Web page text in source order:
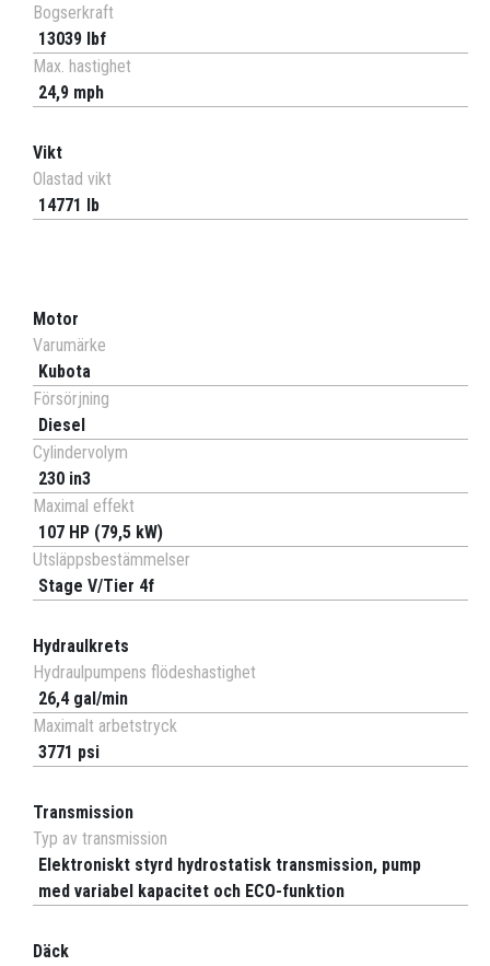
Bogserkraft
13039 lbf
Max. hastighet
24,9 mph
Vikt
Olastad vikt
14771 lb
Motor
Varumärke
Kubota
Försörjning
Diesel
Cylindervolym
230 in3
Maximal effekt
107 HP (79,5 kW)
Utsläppsbestämmelser
Stage V/Tier 4f
Hydraulkrets
Hydraulpumpens flödeshastighet
26,4 gal/min
Maximalt arbetstryck
3771 psi
Transmission
Typ av transmission
Elektroniskt styrd hydrostatisk transmission, pump
med variabel kapacitet och ECO-funktion
Däck